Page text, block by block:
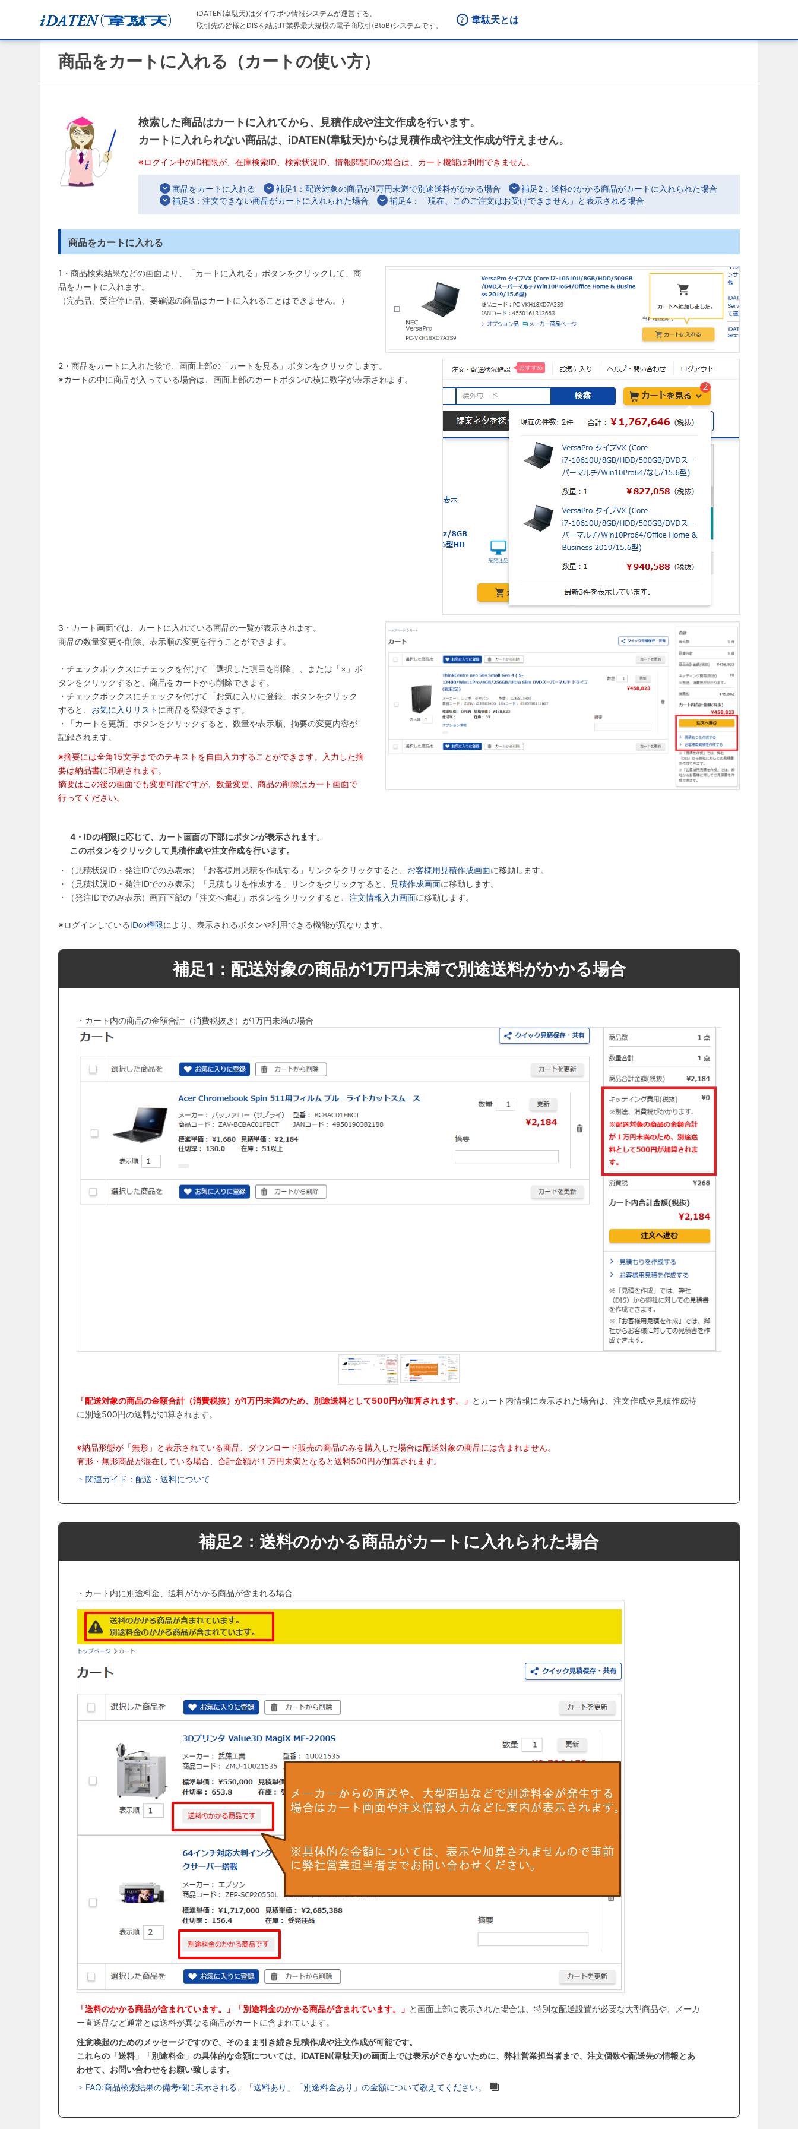
iDATEN(韋駄天)はダイワボウ情報システムが運営する、
取引先の皆様とDISを結ぶIT業界最大規模の電子商取引(BtoB)システムです。
韋駄天とは
商品をカートに入れる（カートの使い方）
検索した商品はカートに入れてから、見積作成や注文作成を行います。
カートに入れられない商品は、iDATEN(韋駄天)からは見積作成や注文作成が行えません。
※ログイン中のID権限が、在庫検索ID、検索状況ID、情報閲覧IDの場合は、カート機能は利用できません。
商品をカートに入れる 補足1：配送対象の商品が1万円未満で別途送料がかかる場合
補足2：送料のかかる商品がカートに入れられた場合
補足3：注文できない商品がカートに入れられた場合
補足4：「現在、このご注文はお受けできません」と表示される場合
商品をカートに入れる
1・商品検索結果などの画面より、「カートに入れる」ボタンをクリックして、商
品をカートに入れます。
（完売品、受注停止品、要確認の商品はカートに入れることはできません。）
2・商品をカートに入れた後で、画面上部の「カートを見る」ボタンをクリックします。
※カートの中に商品が入っている場合は、画面上部のカートボタンの横に数字が表示されます。
3・カート画面では、カートに入れている商品の一覧が表示されます。
商品の数量変更や削除、表示順の変更を行うことができます。
・チェックボックスにチェックを付けて「選択した項目を削除」、または「×」ボ
タンをクリックすると、商品をカートから削除できます。
・チェックボックスにチェックを付けて「お気に入りに登録」ボタンをクリック
すると、 お気に入りリスト に商品を登録できます。
・「カートを更新」ボタンをクリックすると、数量や表示順、摘要の変更内容が
記録されます。
※摘要には全角15文字までのテキストを自由入力することができます。入力した摘
要は納品書に印刷されます。
摘要はこの後の画面でも変更可能ですが、数量変更、商品の削除はカート画面で
行ってください。
4・IDの権限に応じて、カート画面の下部にボタンが表示されます。
このボタンをクリックして見積作成や注文作成を行います。
・（見積状況ID・発注IDでのみ表示）「お客様用見積を作成する」リンクをクリックすると、 お客様用見積作成画面に移動します。
・（見積状況ID・発注IDでのみ表示）「見積もりを作成する」リンクをクリックすると、
見積作成画面に移動します。
・（発注IDでのみ表示）画面下部の「注文へ進む」ボタンをクリックすると、 注文情報入力画面に移動します。
※ログインしているIDの権限により、表示されるボタンや利用できる機能が異なります。
補足1：配送対象の商品が1万円未満で別途送料がかかる場合
・カート内の商品の金額合計（消費税抜き）が1万円未満の場合
「配送対象の商品の金額合計（消費税抜）が1万円未満のため、別途送料として500円が加算されます。」 とカート内情報に表示された場合は、注文作成や見積作成時
に別途500円の送料が加算されます。
※納品形態が「無形」と表示されている商品、ダウンロード販売の商品のみを購入した場合は配送対象の商品には含まれません。
有形・無形商品が混在している場合、合計金額が１万円未満となると送料500円が加算されます。
関連ガイド：配送・送料について
補足2：送料のかかる商品がカートに入れられた場合
・カート内に別途料金、送料がかかる商品が含まれる場合
「送料のかかる商品が含まれています。」「別途料金のかかる商品が含まれています。」 と画面上部に表示された場合は、特別な配送設置が必要な大型商品や、メーカ
ー直送品など通常とは送料が異なる商品がカートに含まれています。
注意喚起のためのメッセージですので、そのまま引き続き見積作成や注文作成が可能です。
これらの「送料」「別途料金」の具体的な金額については、iDATEN(韋駄天)の画面上では表示ができないために、弊社営業担当者まで、注文個数や配送先の情報とあ
わせて、お問い合わせをお願い致します。
FAQ:商品検索結果の備考欄に表示される、「送料あり」「別途料金あり」の金額について教えてください。